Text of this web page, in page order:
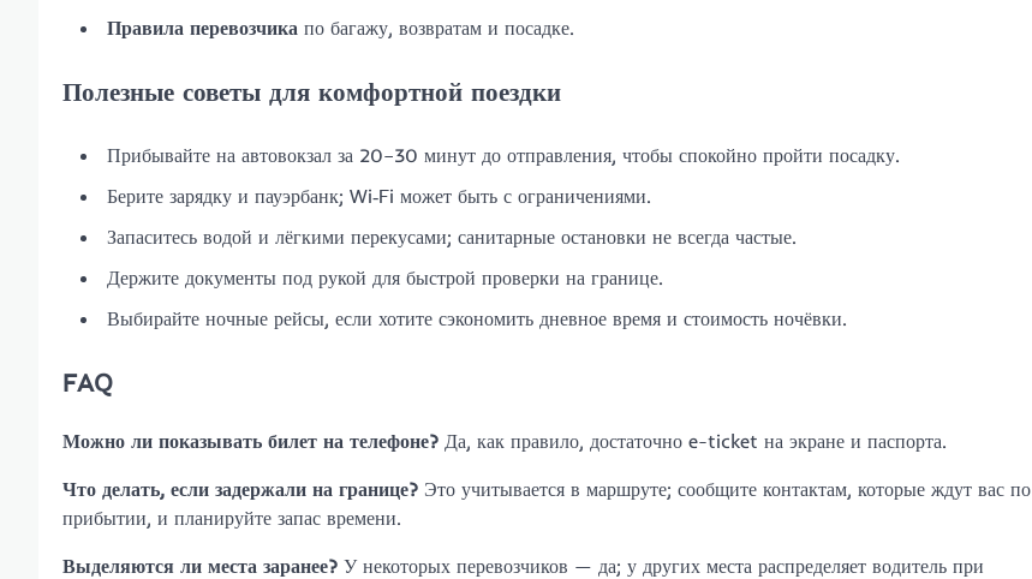
Правила перевозчика по багажу, возвратам и посадке.
Полезные советы для комфортной поездки
Прибывайте на автовокзал за 20–30 минут до отправления, чтобы спокойно пройти посадку.
Берите зарядку и пауэрбанк; Wi‑Fi может быть с ограничениями.
Запаситесь водой и лёгкими перекусами; санитарные остановки не всегда частые.
Держите документы под рукой для быстрой проверки на границе.
Выбирайте ночные рейсы, если хотите сэкономить дневное время и стоимость ночёвки.
FAQ
Можно ли показывать билет на телефоне? Да, как правило, достаточно e-ticket на экране и паспорта.
Что делать, если задержали на границе? Это учитывается в маршруте; сообщите контактам, которые ждут вас по
прибытии, и планируйте запас времени.
Выделяются ли места заранее? У некоторых перевозчиков — да; у других места распределяет водитель при